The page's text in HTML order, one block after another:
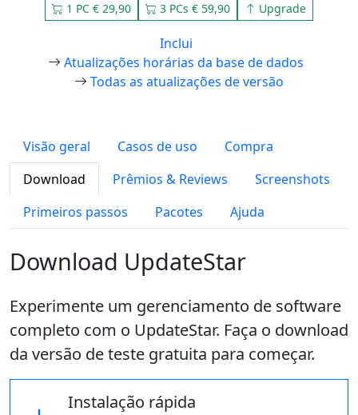
1 PC € 29,90 3 PCs € 59,90 Upgrade
Inclui
Atualizações horárias da base de dados
Todas as atualizações de versão
Visão geral Casos de uso
Compra
Download
Prêmios & Reviews
Screenshots
Primeiros passos
Pacotes Ajuda
Download UpdateStar
Experimente um gerenciamento de software
completo com o UpdateStar. Faça o download
da versão de teste gratuita para começar.
Instalação rápida